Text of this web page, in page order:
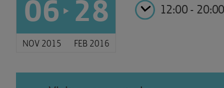
NOV 2015 FEB 2016
12:00 -